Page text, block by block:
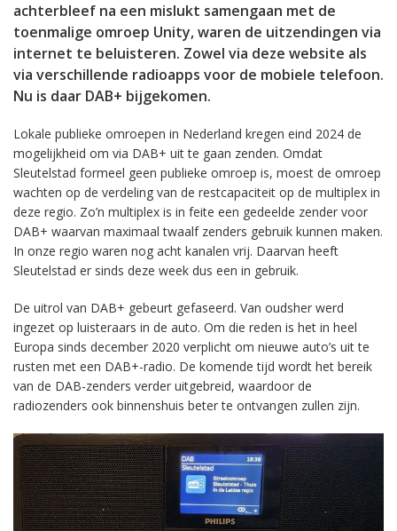
achterbleef na een mislukt samengaan met de
toenmalige omroep Unity, waren de uitzendingen via
internet te beluisteren. Zowel via deze website als
via verschillende radioapps voor de mobiele telefoon.
Nu is daar DAB+ bijgekomen.
Lokale publieke omroepen in Nederland kregen eind 2024 de
mogelijkheid om via DAB+ uit te gaan zenden. Omdat
Sleutelstad formeel geen publieke omroep is, moest de omroep
wachten op de verdeling van de restcapaciteit op de multiplex in
deze regio. Zo’n multiplex is in feite een gedeelde zender voor
DAB+ waarvan maximaal twaalf zenders gebruik kunnen maken.
In onze regio waren nog acht kanalen vrij. Daarvan heeft
Sleutelstad er sinds deze week dus een in gebruik.
De uitrol van DAB+ gebeurt gefaseerd. Van oudsher werd
ingezet op luisteraars in de auto. Om die reden is het in heel
Europa sinds december 2020 verplicht om nieuwe auto’s uit te
rusten met een DAB+-radio. De komende tijd wordt het bereik
van de DAB-zenders verder uitgebreid, waardoor de
radiozenders ook binnenshuis beter te ontvangen zullen zijn.